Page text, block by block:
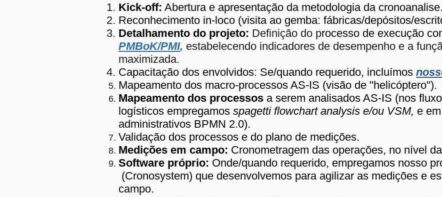
Kick-off: Abertura e apresentação da metodologia da cronoanalise.
Reconhecimento in-loco (visita ao gemba: fábricas/depósitos/
Detalhamento do projeto: Definição do processo de execução
PMBoK/PMI, estabelecendo indicadores de desempenho e a
maximizada.
Capacitação dos envolvidos: Se/quando requerido, incluímos
Mapeamento dos macro-processos AS-IS (visão de "helicóptero").
Mapeamento dos processos a serem analisados AS-IS (nos
logísticos empregamos spagetti flowchart analysis e/ou VSM, e
administrativos BPMN 2.0).
Validação dos processos e do plano de medições.
Medições em campo: Cronometragem das operações, no nível
Software próprio: Onde/quando requerido, empregamos nosso
(Cronosystem) que desenvolvemos para agilizar as medições e
campo.